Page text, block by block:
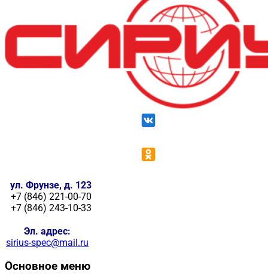
ул. Фрунзе, д. 123
+7 (846) 221-00-70
+7 (846) 243-10-33
Эл. адрес:
sirius-spec@mail.ru
Основное меню